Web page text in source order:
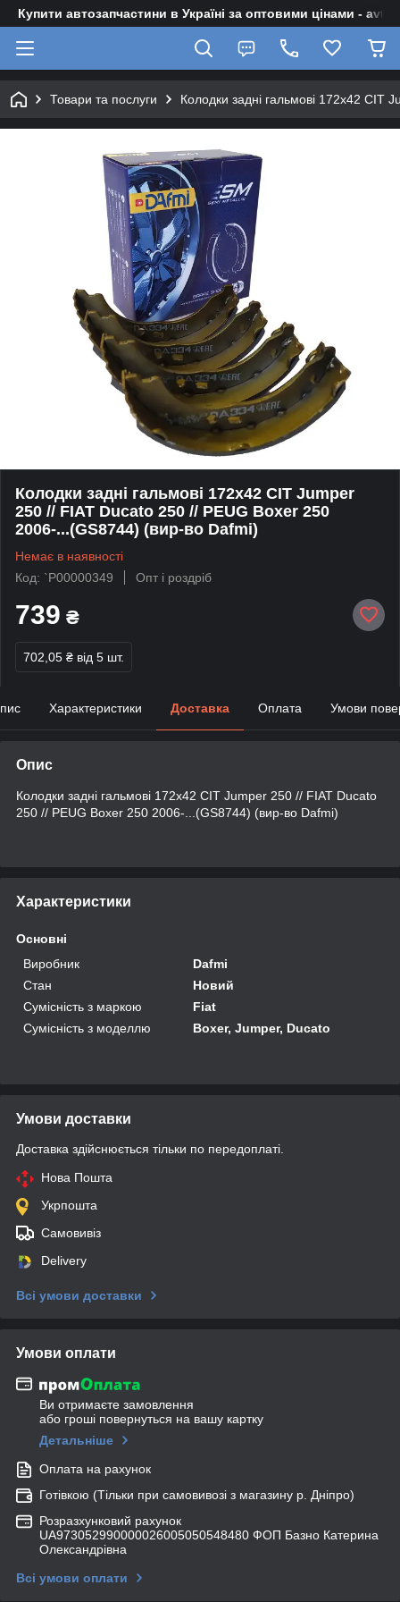
Купити автозапчастини в Україні за оптовими цінами -
Товари та послуги Колодки задні гальмові 172x42
Колодки задні гальмові 172x42 CIT Jumper
250 // FIAT Ducato 250 // PEUG Boxer 250
2006-...(GS8744) (вир-во Dafmi)
Немає в наявності
Код: `P00000349
Опт і роздріб
739 ₴
702,05 ₴ від 5 шт.
Характеристики Доставка Оплата Умови
Опис
Колодки задні гальмові 172x42 CIT Jumper 250 // FIAT Ducato
250 // PEUG Boxer 250 2006-...(GS8744) (вир-во Dafmi)
Характеристики
Основні
Виробник
Dafmi
Стан
Новий
Сумісність з маркою
Fiat
Сумісність з моделлю
Boxer, Jumper, Ducato
Умови доставки
Доставка здійснюється тільки по передоплаті.
Нова Пошта
Укрпошта
Самовивіз
Delivery
Всі умови доставки
Умови оплати
Ви отримаєте замовлення
або гроші повернуться на вашу картку
Детальніше
Оплата на рахунок
Готівкою (Тільки при самовивозі з магазину р. Дніпро)
Розразхунковий рахунок
UA973052990000026005050548480 ФОП Базно Катерина
Олександрівна
Всі умови оплати